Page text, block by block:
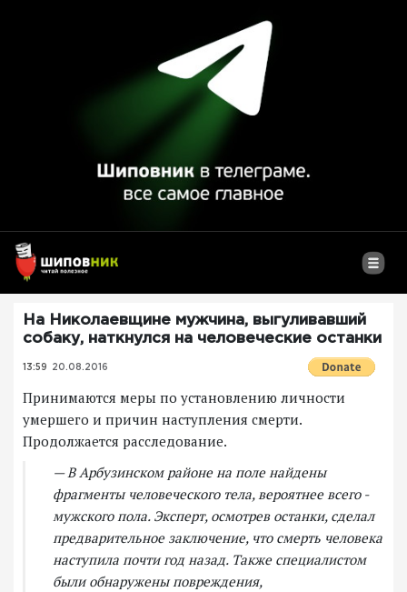
На Николаевщине мужчина, выгуливавший
собаку, наткнулся на человеческие останки
13:59 20.08.2016
Принимаются меры по установлению личности
умершего и причин наступления смерти.
Продолжается расследование.
— В Арбузинском районе на поле найдены
фрагменты человеческого тела, вероятнее всего -
мужского пола. Эксперт, осмотрев останки, сделал
предварительное заключение, что смерть человека
наступила почти год назад. Также специалистом
были обнаружены повреждения,